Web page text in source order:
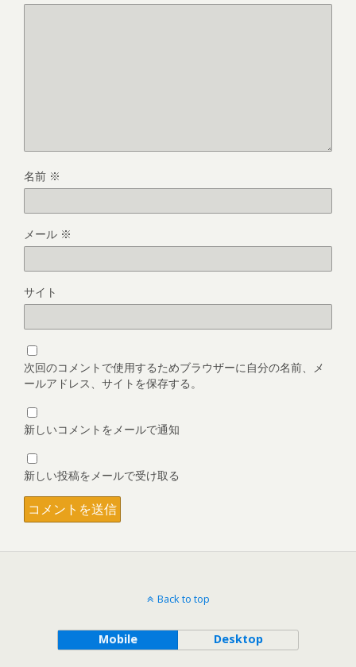
名前 ※
メール ※
サイト
次回のコメントで使用するためブラウザーに自分の名前、メ
ールアドレス、サイトを保存する。
新しいコメントをメールで通知
新しい投稿をメールで受け取る
Back to top
Mobile Desktop